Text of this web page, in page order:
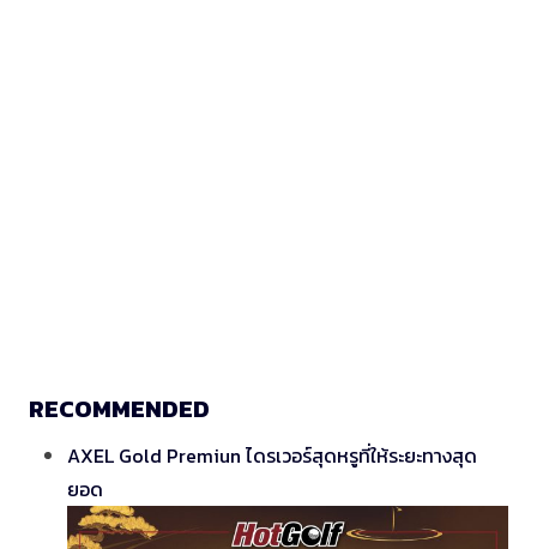
RECOMMENDED
AXEL Gold Premiun ไดรเวอร์สุดหรูที่ให้ระยะทางสุด
ยอด